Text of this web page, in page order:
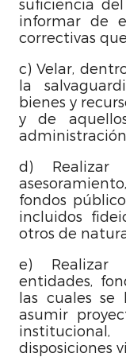
suficiencia
informar de
correctivas
c) Velar,
la
bienes y
y de
d) Realizar
fondos
incluidos
otros de
e) Realizar
entidades,
las cuales se
asumir
disposiciones